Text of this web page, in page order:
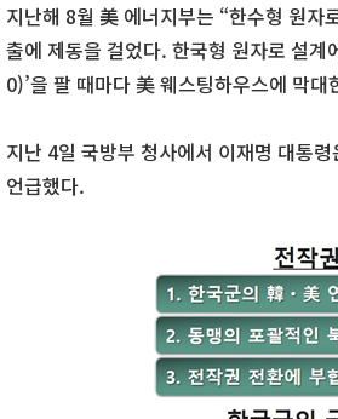
지난해 8월 美 에너지부는 “한수형 원자
출에 제동을 걸었다. 한국형 원자로 설
0)’을 팔 때마다 美 웨스팅하우스에 막
지난 4일 국방부 청사에서 이재명 대통
언급했다.